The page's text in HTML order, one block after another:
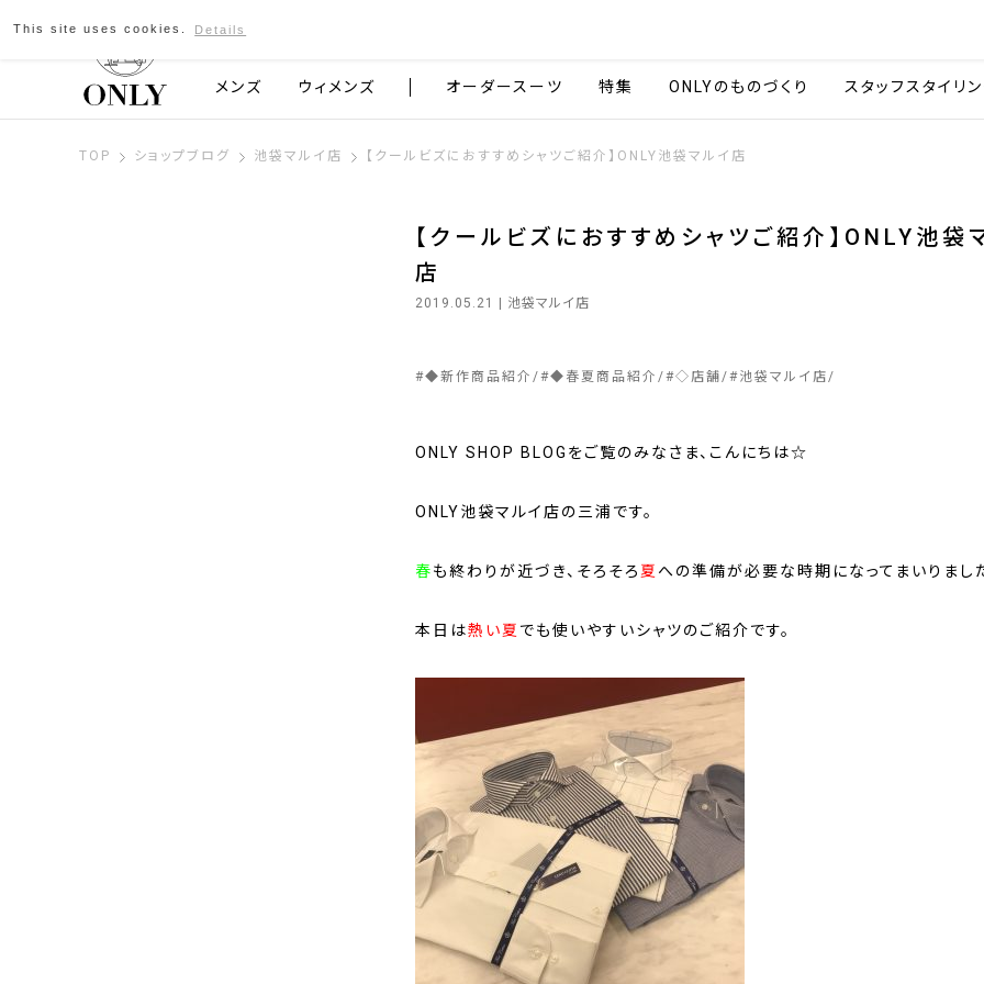
京都発のスーツブランド ONLY
メンズ ウィメンズ オーダースーツ 特集 ONLYのものづくり スタッフスタイリ
TOP ショップブログ 池袋マルイ店 【クールビズにおすすめシャツご紹介】ONLY池袋マルイ店
【クールビズにおすすめシャツご紹介】ONLY池袋
店
2019.05.21 | 池袋マルイ店
#◆新作商品紹介 #◆春夏商品紹介 #◇店舗 #池袋マルイ店
ONLY SHOP BLOGをご覧のみなさま、こんにちは☆
ONLY池袋マルイ店の三浦です。
春も終わりが近づき、そろそろ 夏 への準備が必要な時期になってまいりまし
本日は熱い夏 でも使いやすいシャツのご紹介です。
This site uses cookies. Details